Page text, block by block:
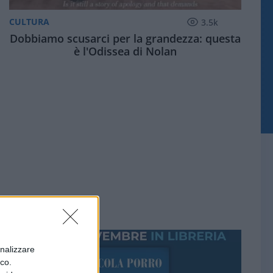
CULTURA 3.5k
Dobbiamo scusarci per la grandezza: questa
è l'Odissea di Nolan